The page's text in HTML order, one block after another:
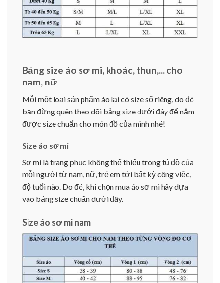
Bảng size áo sơ mi, khoác, thun,... cho
nam, nữ
Mỗi một loại sản phẩm áo lại có size số riêng, do đó
bạn đừng quên theo dõi bảng size dưới đây để nắm
được size chuẩn cho món đồ của mình nhé!
Size áo sơ mi
Sơ mi là trang phục không thể thiếu trong tủ đồ của
mỗi người từ nam, nữ, trẻ em tới bất kỳ công việc,
độ tuổi nào. Do đó, khi chọn mua áo sơ mi hãy dựa
vào bảng size chuẩn dưới đây.
Size áo sơ mi nam